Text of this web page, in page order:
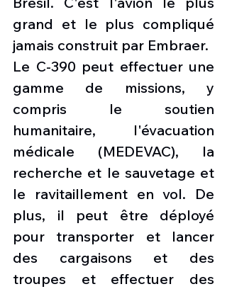
grand et le plus compliqué
jamais construit par Embraer.
Le C-390 peut effectuer une
gamme de missions, y
compris le soutien
humanitaire, l'évacuation
médicale (MEDEVAC), la
recherche et le sauvetage et
le ravitaillement en vol. De
plus, il peut être déployé
pour transporter et lancer
des cargaisons et des
troupes et effectuer des